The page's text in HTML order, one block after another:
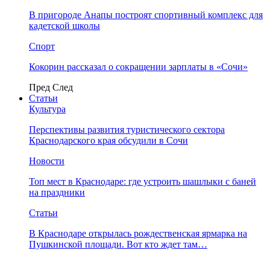
В пригороде Анапы построят спортивный комплекс для
кадетской школы
Спорт
Кокорин рассказал о сокращении зарплаты в «Сочи»
Пред След
Статьи
Культура
Перспективы развития туристического сектора
Краснодарского края обсудили в Сочи
Новости
Топ мест в Краснодаре: где устроить шашлыки с баней
на праздники
Статьи
В Краснодаре открылась рождественская ярмарка на
Пушкинской площади. Вот кто ждет там…